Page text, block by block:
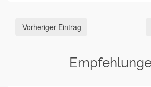
Vorheriger Eintrag